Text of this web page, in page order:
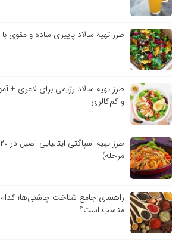
طرز تهیه سالاد پاییزی ساده و مقوی
طرز تهیه سالاد رژیمی برای لاغری
و کم‌کالری
مرحله)
راهنمای جامع شناخت چاشنی‌ها؛ کدام
مناسب است؟